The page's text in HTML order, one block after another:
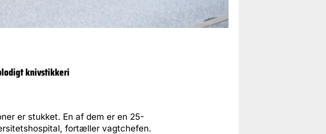
knivstikkeri
er stukket. En af dem er en 25-
fortæller vagtchefen.